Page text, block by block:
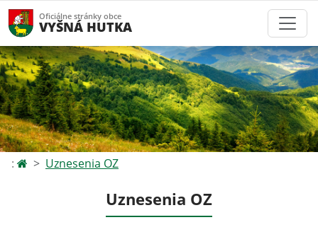
Oficiálne stránky obce
VYŠNÁ HUTKA
: Uznesenia OZ
Uznesenia OZ